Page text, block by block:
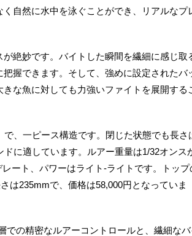
自然に水中を泳ぐことができ、リアルなプ
絶妙です。バイトした瞬間を繊細に感じ取
握できます。そして、強めに設定されたバ
な魚に対しても力強いファイトを展開する
、一ピース構造です。閉じた状態でも長さ
に適しています。ルアー重量は1/32オンス
ート、パワーはライト-ライトです。トップ
は235mmで、価格は58,000円となっていま
での精密なルアーコントロールと、繊細なバ